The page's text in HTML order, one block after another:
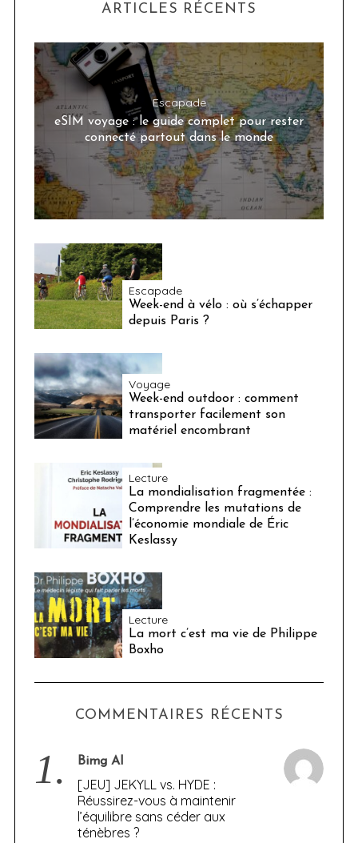
ARTICLES RÉCENTS
Escapade
eSIM voyage : le guide complet pour rester
connecté partout dans le monde
Escapade
Week-end à vélo : où s’échapper
depuis Paris ?
Voyage
Week-end outdoor : comment
transporter facilement son
matériel encombrant
Lecture
La mondialisation fragmentée :
Comprendre les mutations de
l’économie mondiale de Éric
Keslassy
Lecture
La mort c’est ma vie de Philippe
Boxho
COMMENTAIRES RÉCENTS
1. Bimg AI
[JEU] JEKYLL vs. HYDE :
Réussirez-vous à maintenir
l’équilibre sans céder aux
ténèbres ?